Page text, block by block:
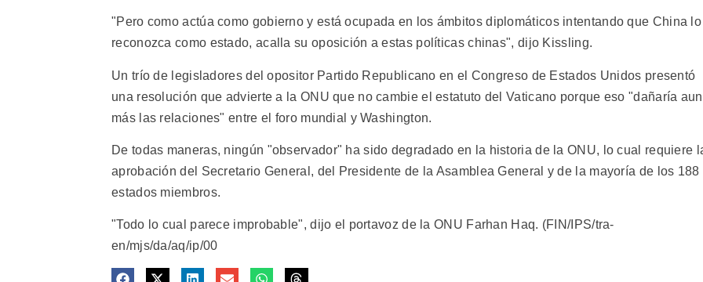
"Pero como actúa como gobierno y está ocupada en los ámbitos diplomáticos intentando que China lo
reconozca como estado, acalla su oposición a estas políticas chinas", dijo Kissling.
Un trío de legisladores del opositor Partido Republicano en el Congreso de Estados Unidos presentó
una resolución que advierte a la ONU que no cambie el estatuto del Vaticano porque eso "dañaría aun
más las relaciones" entre el foro mundial y Washington.
De todas maneras, ningún "observador" ha sido degradado en la historia de la ONU, lo cual requiere
aprobación del Secretario General, del Presidente de la Asamblea General y de la mayoría de los 188
estados miembros.
"Todo lo cual parece improbable", dijo el portavoz de la ONU Farhan Haq. (FIN/IPS/tra-
en/mjs/da/aq/ip/00